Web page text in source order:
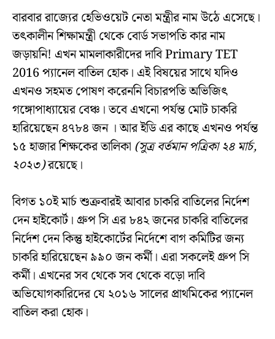
বারবার রাজ্যের হেভিওয়েট নেতা মন্ত্রীর নাম উঠে এসেছে।
তৎকালীন শিক্ষামন্ত্রী থেকে বোর্ড সভাপতি কার নাম
জড়ায়নি! এখন মামলাকারীদের দাবি Primary TET
2016 প্যানেল বাতিল হোক। এই বিষয়ের সাথে যদিও
এখনও সহমত পোষণ করেননি বিচারপতি অভিজিৎ
গঙ্গোপাধ্যায়ের বেঞ্চ। তবে এখনো পর্যন্ত মোট চাকরি
হারিয়েছেন ৪৭৮৪ জন । আর ইডি এর কাছে এখনও পর্যন্ত
১৫ হাজার শিক্ষকের তালিকা (সুত্র বর্তমান পত্রিকা ২৪ মার্চ,
২০২৩)রয়েছে।
বিগত ১০ই মার্চ শুক্রবারই আবার চাকরি বাতিলের নির্দেশ
দেন হাইকোর্ট। গ্রুপ সি এর ৮৪২ জনের চাকরি বাতিলের
নির্দেশ দেন কিন্তু হাইকোর্টের নির্দেশে বাগ কমিটির জন্য
চাকরি হারিয়েছেন ৯৯০ জন কর্মী। এরা সকলেই গ্রুপ সি
কর্মী। এখনের সব থেকে সব থেকে বড়ো দাবি
অভিযোগকারিদের যে ২০১৬ সালের প্রাথমিকের প্যানেল
বাতিল করা হোক।